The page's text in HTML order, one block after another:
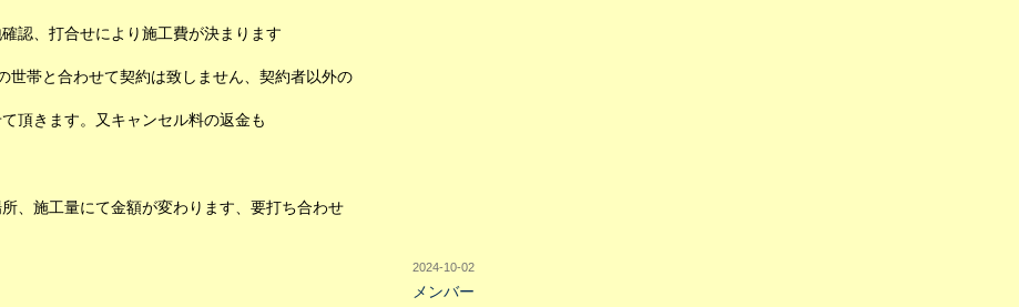
認、打合せにより施工費が決まります
世帯と合わせて契約は致しません、契約者以外の
頂きます。又キャンセル料の返金も
、施工量にて金額が変わります、要打ち合わせ
2024-10-02
メンバー